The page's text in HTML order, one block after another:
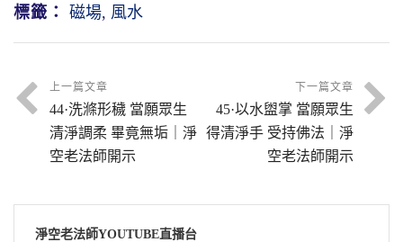
標籤： 磁場, 風水
上一篇文章
44·洗滌形穢 當願眾生
清淨調柔 畢竟無垢｜淨
空老法師開示
下一篇文章
45·以水盥掌 當願眾生
得清淨手 受持佛法｜淨
空老法師開示
淨空老法師YOUTUBE直播台